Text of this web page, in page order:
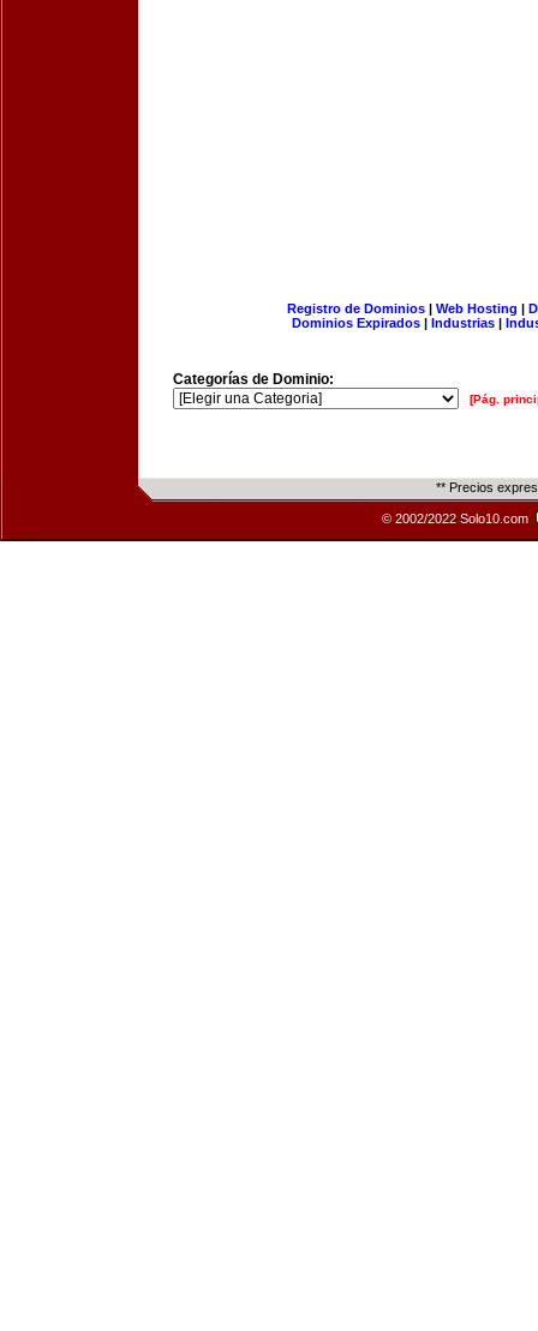
Registro de Dominios| Web Hosting |
Dominios Expirados | Industrias |
Categorías de Dominio:
[Pág.
** Precios
© 2002/2022 Solo10.com